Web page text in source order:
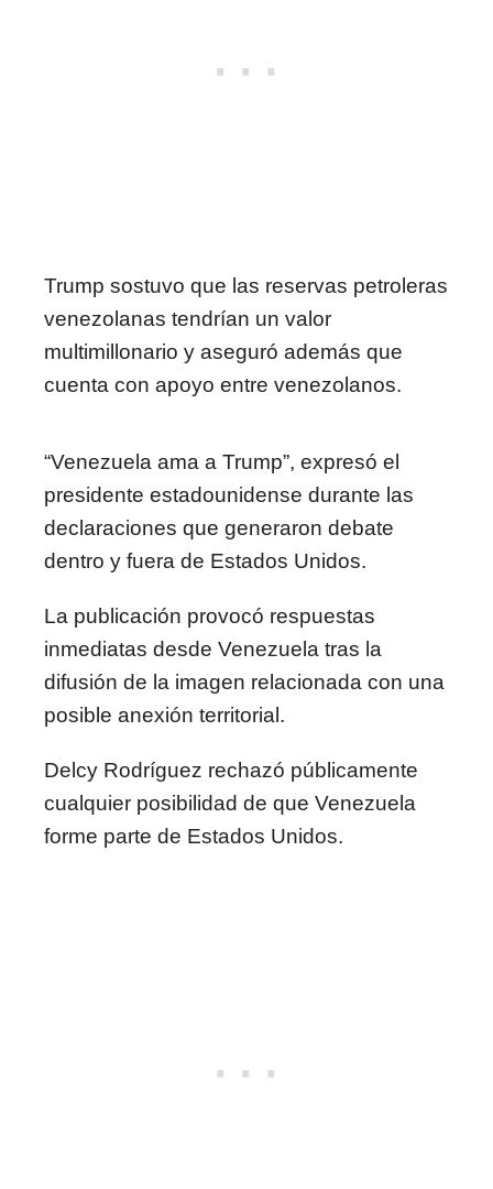
Trump sostuvo que las reservas petroleras
venezolanas tendrían un valor
multimillonario y aseguró además que
cuenta con apoyo entre venezolanos.
“Venezuela ama a Trump”, expresó el
presidente estadounidense durante las
declaraciones que generaron debate
dentro y fuera de Estados Unidos.
La publicación provocó respuestas
inmediatas desde Venezuela tras la
difusión de la imagen relacionada con una
posible anexión territorial.
Delcy Rodríguez rechazó públicamente
cualquier posibilidad de que Venezuela
forme parte de Estados Unidos.